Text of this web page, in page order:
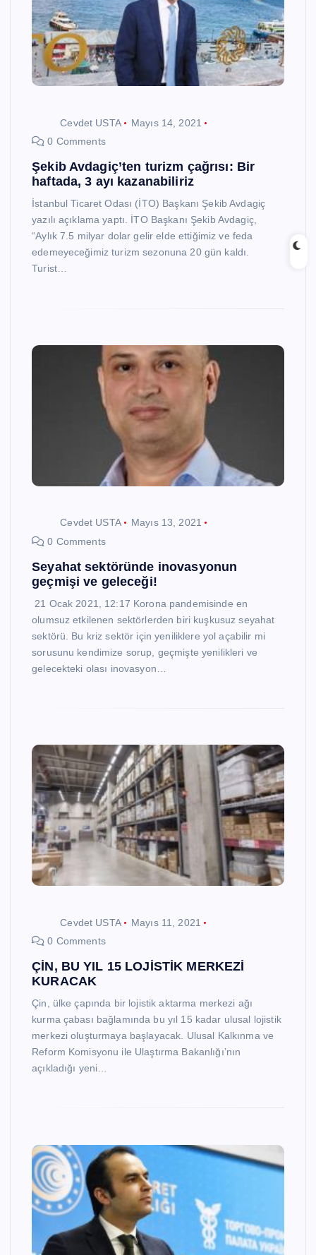
Cevdet USTA
Mayıs 14, 2021
0 Comments
Şekib Avdagiç’ten turizm çağrısı: Bir
haftada, 3 ayı kazanabiliriz
İstanbul Ticaret Odası (İTO) Başkanı Şekib Avdagiç
yazılı açıklama yaptı. İTO Başkanı Şekib Avdagiç,
“Aylık 7.5 milyar dolar gelir elde ettiğimiz ve feda
edemeyeceğimiz turizm sezonuna 20 gün kaldı.
Turist…
Cevdet USTA
Mayıs 13, 2021
0 Comments
Seyahat sektöründe inovasyonun
geçmişi ve geleceği!
21 Ocak 2021, 12:17 Korona pandemisinde en
olumsuz etkilenen sektörlerden biri kuşkusuz seyahat
sektörü. Bu kriz sektör için yeniliklere yol açabilir mi
sorusunu kendimize sorup, geçmişte yenilikleri ve
gelecekteki olası inovasyon…
Cevdet USTA
Mayıs 11, 2021
0 Comments
ÇİN, BU YIL 15 LOJİSTİK MERKEZİ
KURACAK
Çin, ülke çapında bir lojistik aktarma merkezi ağı
kurma çabası bağlamında bu yıl 15 kadar ulusal lojistik
merkezi oluşturmaya başlayacak. Ulusal Kalkınma ve
Reform Komisyonu ile Ulaştırma Bakanlığı’nın
açıkladığı yeni…